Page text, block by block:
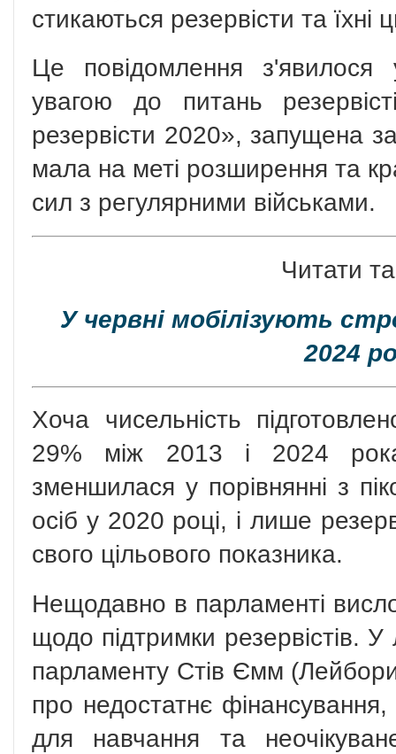
стикаються резервісти та їхні
Це повідомлення
увагою до питань
резервісти 2020», запущена за
мала на меті розширення та
сил з регулярними військами.
Читати
У червні мобілізують
2024
Хоча чисельність
29% між 2013 і 2024
зменшилася у порівнянні з
осіб у 2020 році, і лише
свого цільового показника.
Нещодавно в парламенті
щодо підтримки резервістів.
парламенту Стів Ємм
про недостатнє
для навчання та